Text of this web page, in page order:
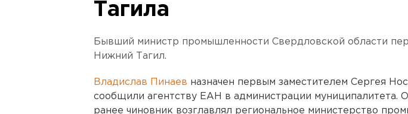
Тагила
Бывший министр промышленности Свердловской области
Нижний Тагил.
Владислав Пинаев назначен первым заместителем Сергея
сообщили агентству ЕАН в администрации муниципалитета.
ранее чиновник возглавлял региональное министерство